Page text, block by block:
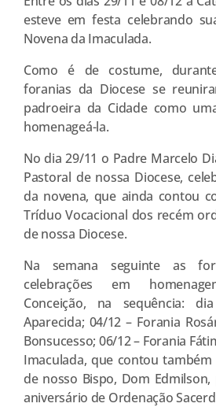
esteve em festa celebrando
Novena da Imaculada.
Como é de costume,
foranias da Diocese se
padroeira da Cidade como
homenageá-la.
No dia 29/11 o Padre Marcelo
Pastoral de nossa Diocese,
da novena, que ainda contou
Tríduo Vocacional dos recém
de nossa Diocese.
Na semana seguinte as
celebrações em
Conceição, na sequência:
Aparecida; 04/12 – Forania
Bonsucesso; 06/12 – Forania
Imaculada, que contou
de nosso Bispo, Dom
aniversário de Ordenação